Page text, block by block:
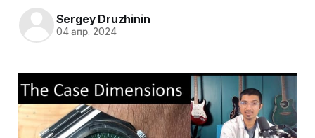
Sergey Druzhinin
04 апр. 2024